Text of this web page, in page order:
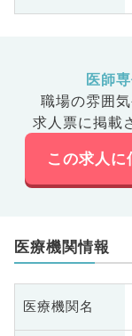
医師
職場の雰囲気
求人票に掲載
この求人に
医療機関情報
医療機関名